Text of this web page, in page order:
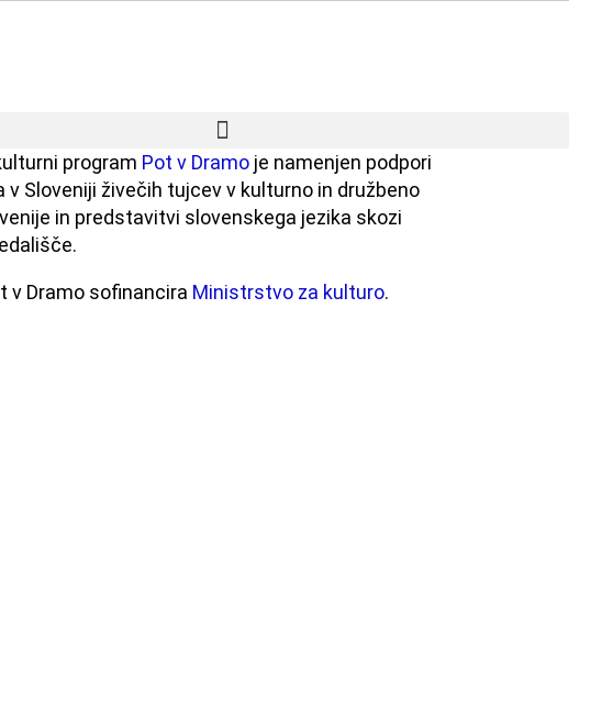
program Pot v Dramo je namenjen podpori
v Sloveniji živečih tujcev v kulturno in družbeno
in predstavitvi slovenskega jezika skozi
v Dramo sofinancira Ministrstvo za kulturo.